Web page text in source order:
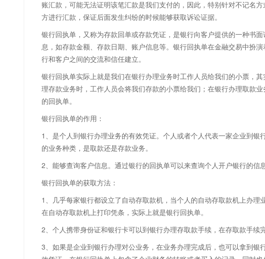
账汇款，可能无法证明该笔汇款是我们支付的，因此，特别针对不记名
方进行汇款，保证后面发生纠纷的时候能够获取诉讼证据。
银行回执单，又称为存款回单或存款凭证，是银行向客户提供的一种书
息，如存款金额、存款日期、账户信息等。银行回执单在金融交易中扮
行和客户之间的交流和信任建立。
银行回执单实际上就是我们在银行办理业务时工作人员给我们的小票，
理存款业务时，工作人员会将我们存款的小票给我们；在银行办理取款
的回执单。
银行回执单的作用：
1、是个人到银行办理业务的有效凭证。个人或者个人代表一家企业到
的业务种类，是取款还是存款业务。
2、能够查询客户信息。通过银行的回执单可以来查询个人开户银行的信
银行回执单的获取方法：
1、几乎每家银行都设立了自动存取款机，当个人的自动存取款机上办
在自动存取款机上打印凭条，实际上就是银行回执单。
2、个人携带身份证和银行卡可以到银行办理存取款手续，在存取款手续
3、如果是企业到银行办理对公业务，在业务办理完成后，也可以拿到